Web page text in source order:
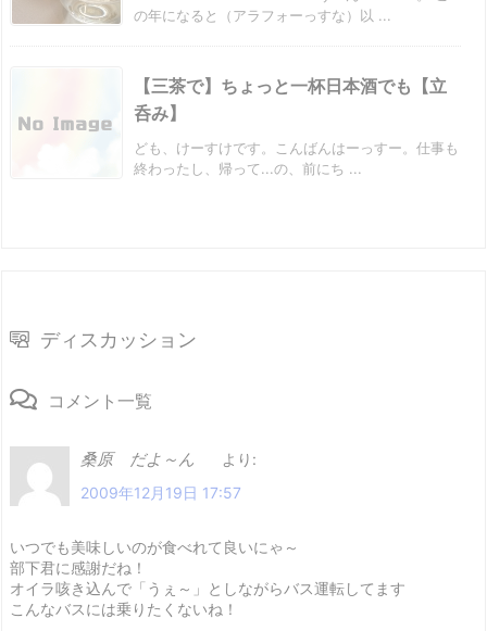
の年になると（アラフォーっすな）以 ...
【三茶で】ちょっと一杯日本酒でも【立
呑み】
ども、けーすけです。こんばんはーっすー。仕事も
終わったし、帰って...の、前にち ...
ディスカッション
コメント一覧
桑原 だよ～ん
より:
2009年12月19日 17:57
いつでも美味しいのが食べれて良いにゃ～
部下君に感謝だね！
オイラ咳き込んで「うぇ～」としながらバス運転してます
こんなバスには乗りたくないね！